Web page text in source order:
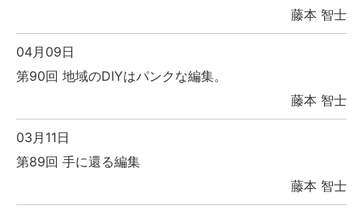
藤本 智士
04月09日
第90回 地域のDIYはパンクな編集。
藤本 智士
03月11日
第89回 手に還る編集
藤本 智士